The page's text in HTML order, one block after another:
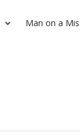
Man on a